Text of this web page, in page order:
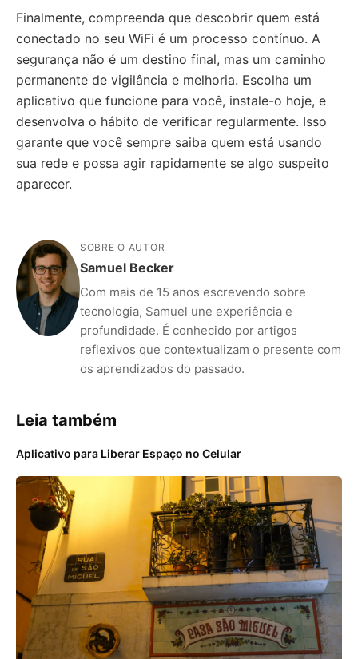
Finalmente, compreenda que descobrir quem está
conectado no seu WiFi é um processo contínuo. A
segurança não é um destino final, mas um caminho
permanente de vigilância e melhoria. Escolha um
aplicativo que funcione para você, instale-o hoje, e
desenvolva o hábito de verificar regularmente. Isso
garante que você sempre saiba quem está usando
sua rede e possa agir rapidamente se algo suspeito
aparecer.
SOBRE O AUTOR
Samuel Becker
Com mais de 15 anos escrevendo sobre
tecnologia, Samuel une experiência e
profundidade. É conhecido por artigos
reflexivos que contextualizam o presente com
os aprendizados do passado.
Leia também
Aplicativo para Liberar Espaço no Celular